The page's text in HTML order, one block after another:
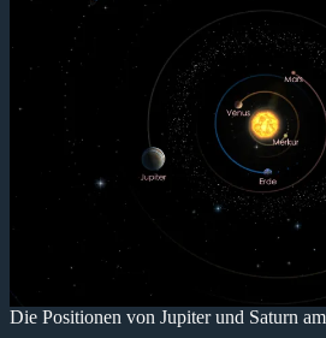
Die Positionen von Jupiter und Saturn